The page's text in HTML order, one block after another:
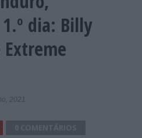
dia: Billy
2021